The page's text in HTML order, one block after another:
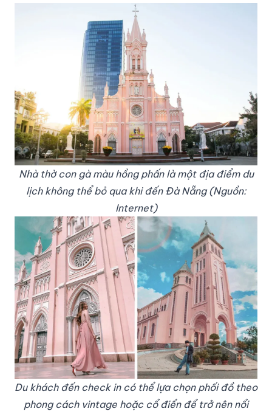
Nhà thờ con gà màu hồng phấn là một địa điểm du
lịch không thể bỏ qua khi đến Đà Nẵng (Nguồn:
Internet)
Du khách đến check in có thể lựa chọn phối đồ theo
phong cách vintage hoặc cổ điển để trở nên nổi